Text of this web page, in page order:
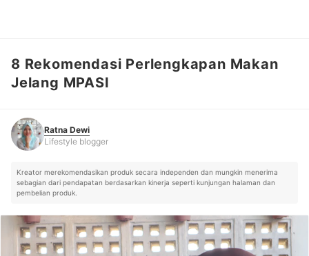
Ratna Dewi
8 Rekomendasi Perlengkapan Makan
Jelang MPASI
Ratna Dewi
Lifestyle blogger
Kreator merekomendasikan produk secara independen dan mungkin menerima
sebagian dari pendapatan berdasarkan kinerja seperti kunjungan halaman dan
pembelian produk.